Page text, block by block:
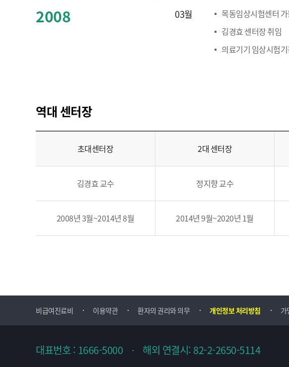
2008 03월
목동임상시험센터
김경효 센터장 취임
의료기기 임상시험
역대 센터장
초대센터장 2대 센터장
김경효 교수 정지향 교수
2008년 3월~2014년 8월 2014년 9월~2020년 1월
비급여진료비 이용약관 환자의 권리와 의무 개인정보 처리방침 가
대표번호 : 1666-5000 해외 연결시: 82-2-2650-5114